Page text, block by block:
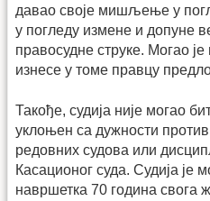
давао своје мишљење у
у погледу измене и допуне
правосудне струке. Могао
изнесе у томе правцу
Такође, судија није могао
уклоњен са дужности
редовних судова или
Касационог суда. Судија је
навршетка 70 година свога